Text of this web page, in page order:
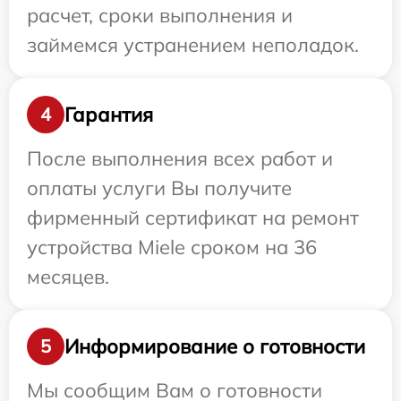
расчет, сроки выполнения и
займемся устранением неполадок.
4
Гарантия
После выполнения всех работ и
оплаты услуги Вы получите
фирменный сертификат на ремонт
устройства Miele сроком на 36
месяцев.
5
Информирование о готовности
Мы сообщим Вам о готовности